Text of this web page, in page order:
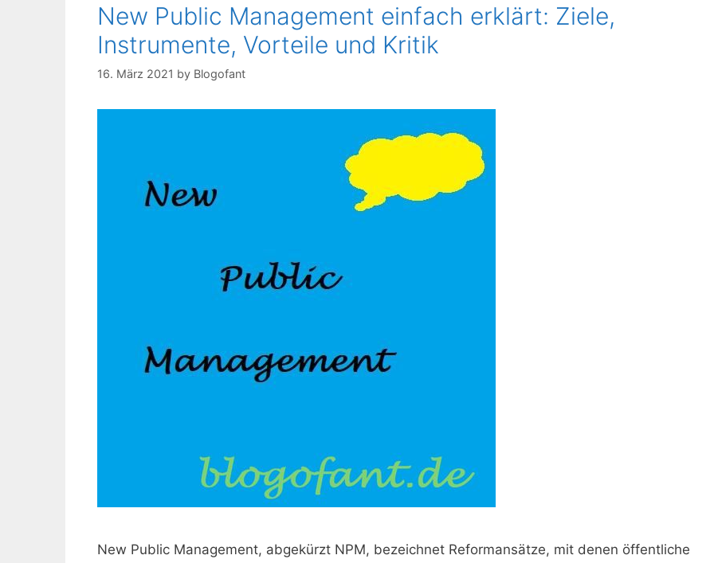
New Public Management einfach erklärt: Ziele,
Instrumente, Vorteile und Kritik
16. März 2021 by Blogofant
New Public Management, abgekürzt NPM, bezeichnet Reformansätze, mit denen öffentliche